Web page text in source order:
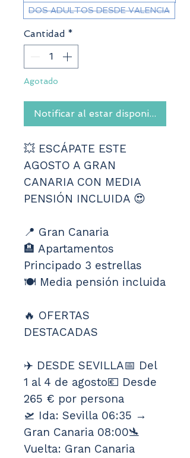
DOS ADULTOS DESDE VALENCIA
Cantidad *
Agotado
Notificar al estar disponible
💥 ESCÁPATE ESTE
AGOSTO A GRAN
CANARIA CON MEDIA
PENSIÓN INCLUIDA 😍
📍 Gran Canaria
🏨 Apartamentos
Principado 3 estrellas
🍽️ Media pensión incluida
🔥 OFERTAS
DESTACADAS
✈️ DESDE SEVILLA📅 Del
1 al 4 de agosto💶 Desde
265 € por persona
🛫 Ida: Sevilla 06:35 →
Gran Canaria 08:00🛬
Vuelta: Gran Canaria